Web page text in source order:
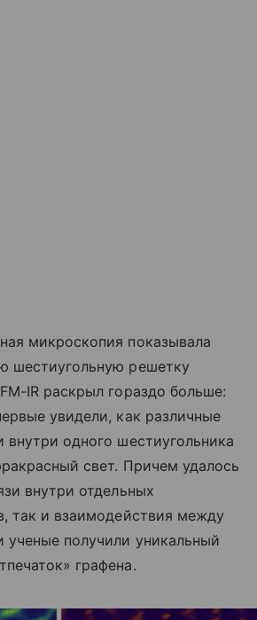
микроскопия показывала
шестиугольную решетку
IR раскрыл гораздо больше:
увидели, как различные
внутри одного шестиугольника
свет. Причем удалось
внутри отдельных
так и взаимодействия между
ученые получили уникальный
графена.